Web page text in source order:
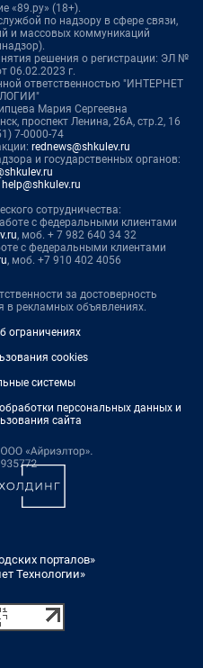
«89.ру» (18+).
по надзору в сфере связи,
и массовых коммуникаций
решения о регистрации: ЭЛ №
06.02.2023 г.
ответственностью "ИНТЕРНЕТ
Мария Сергеевна
проспект Ленина, 26А, стр.2, 16
7-0000-74
rednews@shkulev.ru
и государственных органов:
help@shkulev.ru
сотрудничества:
с федеральными клиентами
, моб. + 7 982 640 34 32
с федеральными клиентами
, моб. +7 910 402 4056
за достоверность
рекламных объявлениях.
ограничениях
cookies
системы
персональных данных и
сайта
порталов»
Технологии»